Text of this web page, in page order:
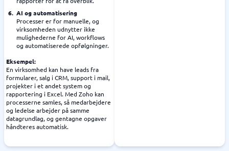
AI og automatisering
Processer er for manuelle, og
virksomheden udnytter ikke
mulighederne for AI, workflows
og automatiserede opfølgninger.
Eksempel:
En virksomhed kan have leads fra
formularer, salg i CRM, support i mail,
projekter i et andet system og
rapportering i Excel. Med Zoho kan
processerne samles, så medarbejdere
og ledelse arbejder på samme
datagrundlag, og gentagne opgaver
håndteres automatisk.